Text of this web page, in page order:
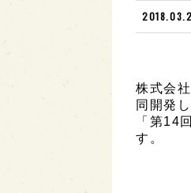
株式会
同開発
「第14
す。